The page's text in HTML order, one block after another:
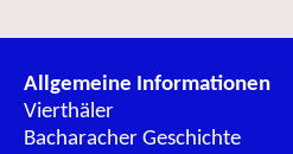
Allgemeine Informationen
Vierthäler
Bacharacher Geschichte